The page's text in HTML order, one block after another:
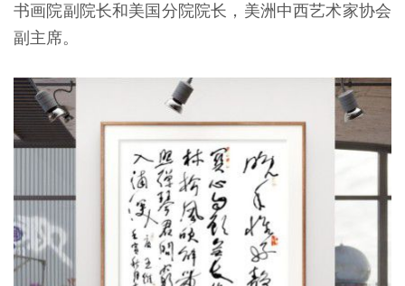
书画院副院长和美国分院院长，美洲中西艺术家协会
副主席。